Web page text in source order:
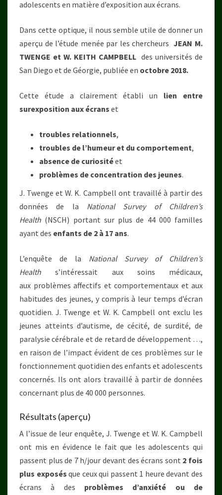
adolescents en matière d’exposition aux écrans.
Dans cette optique, il nous semble utile de donner un
aperçu de l’étude menée par les chercheurs JEAN M.
TWENGE et W. KEITH CAMPBELL des universités de
San Diego et de Géorgie, publiée en octobre 2018.
Cette étude a clairement établi un lien entre
surexposition aux écrans et
troubles relationnels,
troubles de l’humeur et du comportement,
absence de curiositéet
problèmes de concentration des jeunes.
J. Twenge et W. K. Campbell ont travaillé à partir des
données de la National Survey of Children’s
Health (NSCH) portant sur plus de 44 000 familles
ayant des enfants de 2 à 17 ans.
L’enquête de la National Survey of Children’s
Health s’intéressait aux soins médicaux,
aux problèmes affectifs et comportementaux et aux
habitudes des jeunes, y compris à leur temps d’écran
quotidien. J. Twenge et W. K. Campbell ont exclu les
jeunes atteints d’autisme, de cécité, de surdité, de
paralysie cérébrale et de retard de développement …,
en raison de l’impact évident de ces problèmes sur le
fonctionnement quotidien des enfants et adolescents
concernés. Ils ont alors travaillé à partir de données
concernant plus de 40 000 personnes.
Résultats (aperçu)
A l’issue de leur enquête, J. Twenge et W. K. Campbell
ont mis en évidence le fait que les adolescents qui
passent plus de 7 h/jour devant des écrans sont 2 fois
plus exposés que ceux qui passent 1 heure devant des
écrans à des problèmes d’anxiété ou de